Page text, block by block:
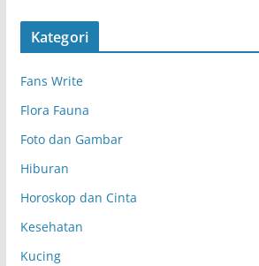
s
Kategori
Fans Write
Flora Fauna
Foto dan Gambar
Hiburan
Horoskop dan Cinta
Kesehatan
Kucing